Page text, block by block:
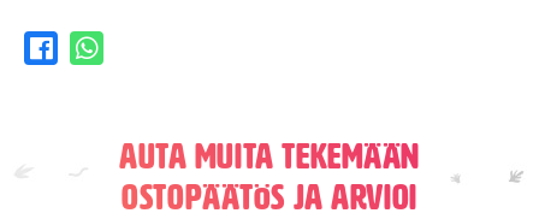
Auta muita tekemään
ostopäätös ja arvioi